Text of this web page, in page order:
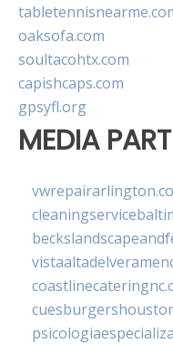
oaksofa.com
soultacohtx.com
capishcaps.com
gpsyfl.org
MEDIA